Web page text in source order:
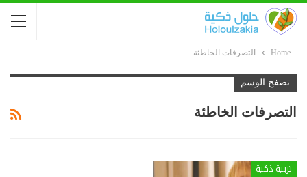
Home التصرفات الخاطئة
تصفح الوسم
التصرفات الخاطئة
تربية ذكية